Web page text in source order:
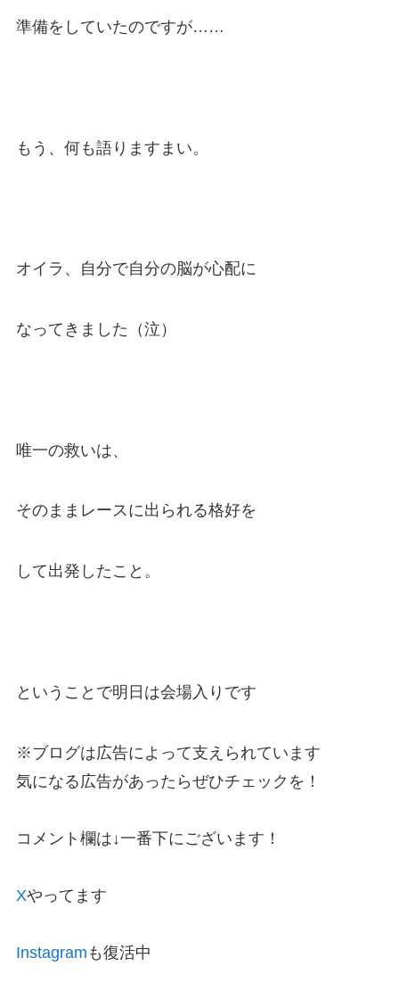
準備をしていたのですが……
もう、何も語りますまい。
オイラ、自分で自分の脳が心配に
なってきました（泣）
唯一の救いは、
そのままレースに出られる格好を
して出発したこと。
ということで明日は会場入りです
※ブログは広告によって支えられています
気になる広告があったらぜひチェックを！
コメント欄は↓一番下にございます！
Xやってます
Instagram も復活中